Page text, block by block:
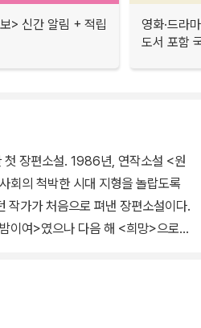
> 신간 알림 + 적립
영화·드라
도서 포함
장편소설. 1986년, 연작소설 <원
회의 척박한 시대 지형을 놀랍도록
작가가 처음으로 펴낸 장편소설이다.
이여>였으나 다음 해 <희망>으로
과 따스한 시선이, 그리고 양귀자 특